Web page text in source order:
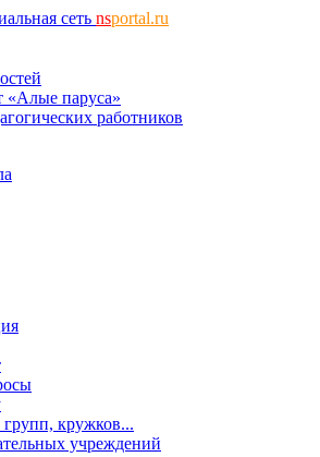
сеть nsportal.ru
«Алые паруса»
работников
кружков...
учреждений